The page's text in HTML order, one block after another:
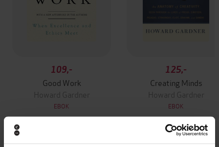
109,-
Good Work
Howard Gardner
EBOK
125,-
Creating Minds
Howard Gardner
EBOK